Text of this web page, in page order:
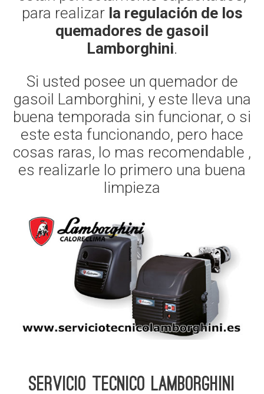
para realizar la regulación de los
quemadores de gasoil
Lamborghini.
Si usted posee un quemador de
gasoil Lamborghini, y este lleva una
buena temporada sin funcionar, o si
este esta funcionando, pero hace
cosas raras, lo mas recomendable ,
es realizarle lo primero una buena
limpieza
Servicio Tecnico Lamborghini